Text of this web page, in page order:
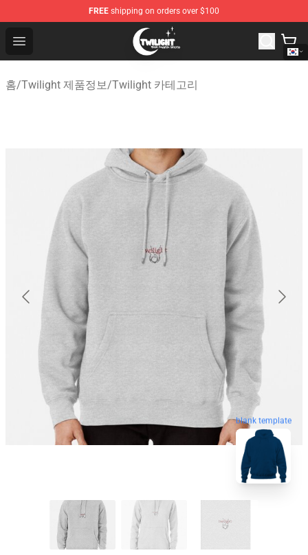
FREE shipping on orders over $100
Open menu
Twilight Store - Official Twilight Merchandise Shop
홈/Twilight 제품정보/Twilight 카테고리
blank template